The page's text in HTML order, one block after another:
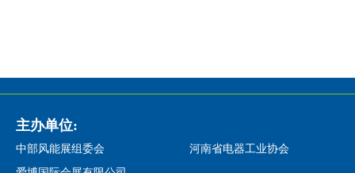
主办单位:
中部风能展组委会
河南省电器工业协会